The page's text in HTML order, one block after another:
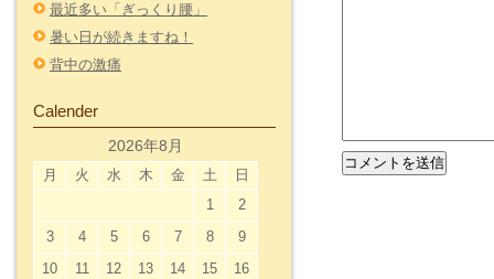
最近多い「ぎっくり腰」
暑い日が続きますね！
背中の激痛
Calender
2026年8月
月 火 水 木 金 土 日
1
2
3
4 5 6 7 8
9
10
11 12 13 14 15
16